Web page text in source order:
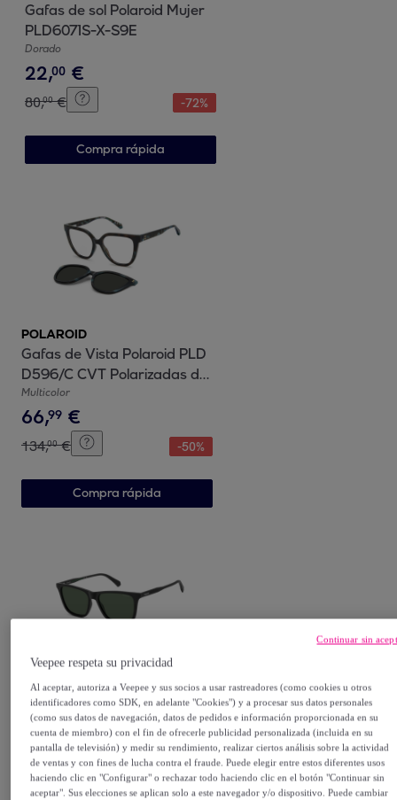
Gafas de sol Polaroid Mujer
PLD6071S-X-S9E
Dorado
22,00 €
80,00 € -72%
Compra rápida
POLAROID
Gafas de Vista Polaroid PLD
D596/C CVT Polarizadas de
Tr90 Mujer 53 mm
Multicolor
66,99 €
134,00 € -50%
Compra rápida
Gafas de Sol Polaroid PLD
4190/S 003 Polarizadas de
Policarbonato Hombre 56
mm
Negro
48,99 €
84, € -41%
Veepee respeta su privacidad
Al aceptar, autoriza a Veepee y sus socios a usar rastreadores (como cookies u otros
identificadores como SDK, en adelante "Cookies") y a procesar sus datos personales
(como sus datos de navegación, datos de pedidos e información proporcionada en su
cuenta de miembro) con el fin de ofrecerle publicidad personalizada (incluida en su
pantalla de televisión) y medir su rendimiento, realizar ciertos análisis sobre la actividad
de ventas y con fines de lucha contra el fraude. Puede elegir entre estos diferentes usos
haciendo clic en "Configurar" o rechazar todo haciendo clic en el botón "Continuar sin
aceptar". Sus elecciones se aplican solo a este navegador y/o dispositivo. Puede cambiar
Continuar sin